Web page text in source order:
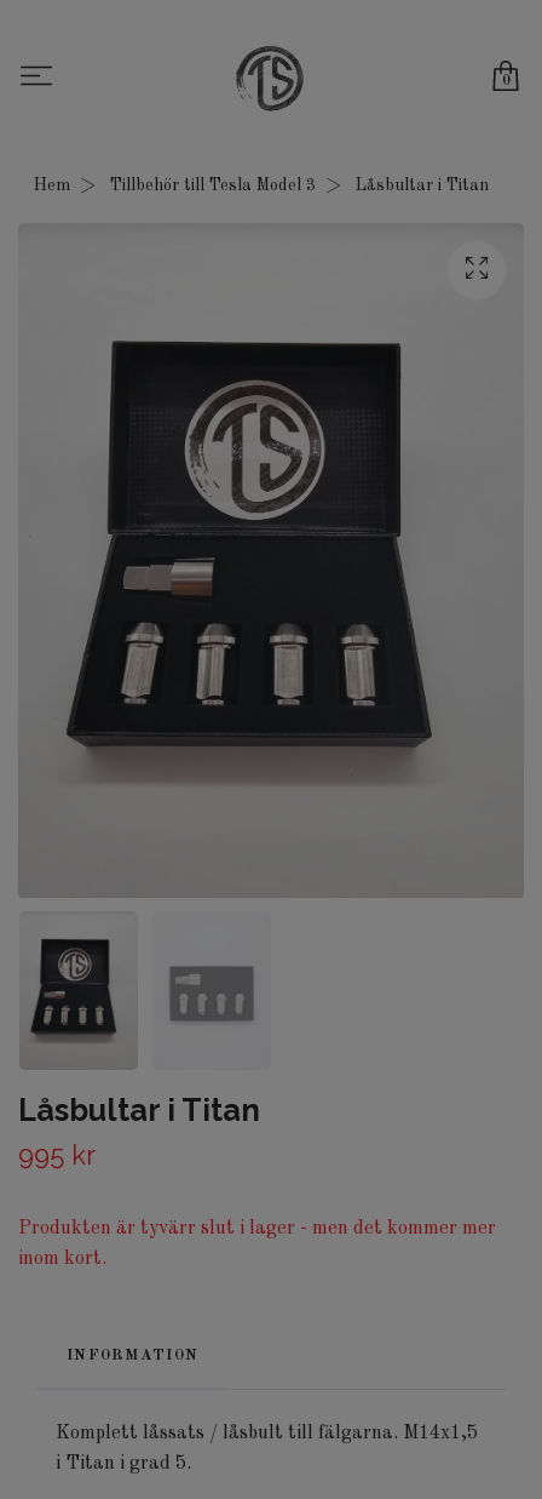
0
Hem Tillbehör till Tesla Model 3 Låsbultar i Titan
Låsbultar i Titan
995 kr
Produkten är tyvärr slut i lager - men det kommer mer
inom kort.
INFORMATION
Komplett låssats / låsbult till fälgarna. M14x1,5
i Titan i grad 5.